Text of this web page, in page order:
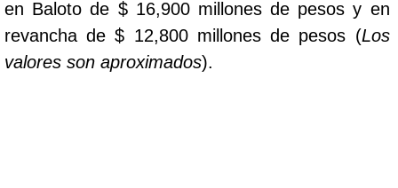
Fantástica Noche
en Baloto de $ 16,900 millones de pesos y en
revancha de $ 12,800 millones de pesos (Los
valores son aproximados).